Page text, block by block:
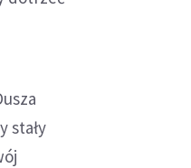
stały